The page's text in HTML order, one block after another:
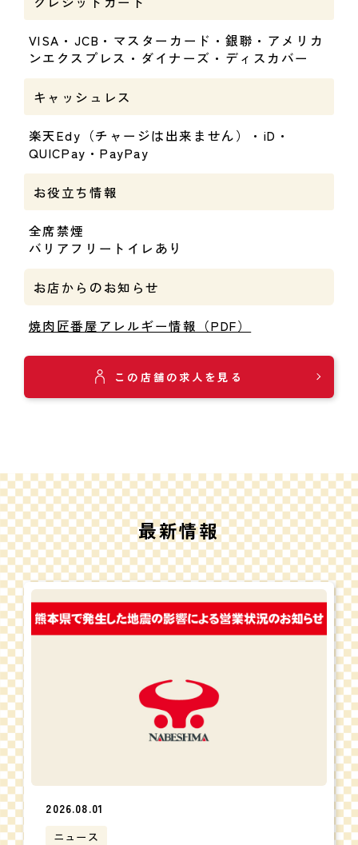
VISA・JCB・マスターカード・銀聯・アメリカ
ンエクスプレス・ダイナーズ・ディスカバー
キャッシュレス
楽天Edy（チャージは出来ません）・iD・
QUICPay・PayPay
お役立ち情報
全席禁煙
バリアフリートイレあり
お店からのお知らせ
焼肉匠番屋アレルギー情報（PDF）
この店舗の求人を見る
最新情報
2026.08.01
ニュース